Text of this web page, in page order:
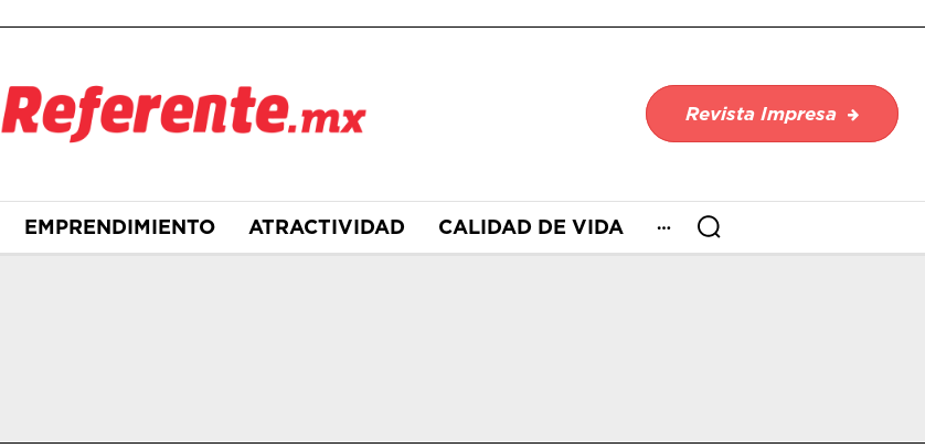
Revista Impresa
EMPRENDIMIENTO ATRACTIVIDAD CALIDAD DE VIDA